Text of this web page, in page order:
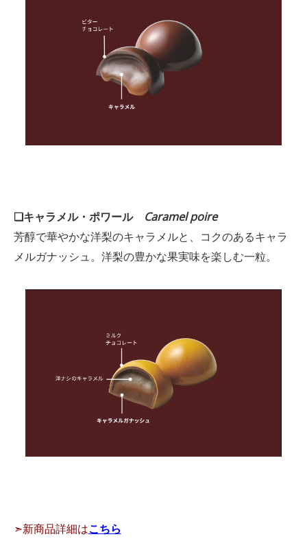
❑キャラメル・ポワール
Caramel poire
芳醇で華やかな洋梨のキャラメルと、コクのあるキャラ
メルガナッシュ。洋梨の豊かな果実味を楽しむ一粒。
➣新商品詳細はこちら